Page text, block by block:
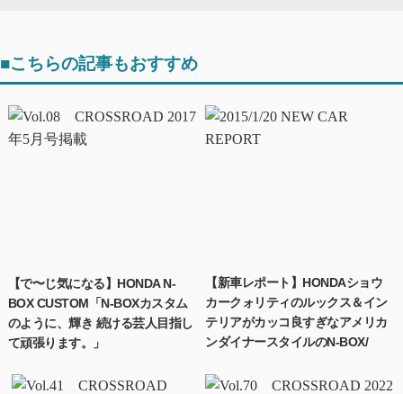
■こちらの記事もおすすめ
【で〜じ気になる】HONDA N-
BOX CUSTOM「N-BOXカスタム
のように、輝き 続ける芸人目指し
て頑張ります。」
【新車レポート】HONDAショウ
カークォリティのルックス＆イン
テリアがカッコ良すぎなアメリカ
ンダイナースタイルのN-BOX/